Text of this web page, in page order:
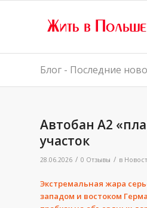
Блог - Последние
Автобан A2
участок
28.06.2026 / 0 Отзывы / в
Экстремальная жара
западом и востоком